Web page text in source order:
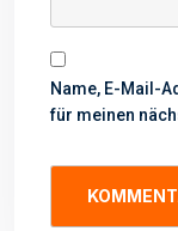
Name, E-Mail-
für meinen